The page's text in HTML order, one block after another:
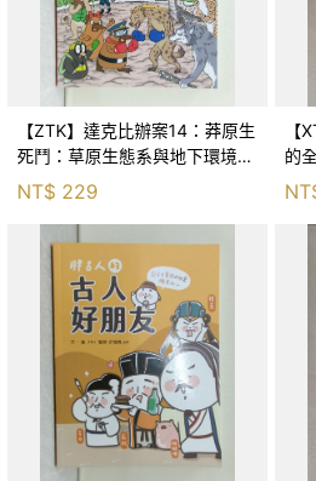
【ZTK】達克比辦案14：莽原生
死鬥：草原生態系與地下環境的
生存適應_柯智元
NT$ 229
【
的